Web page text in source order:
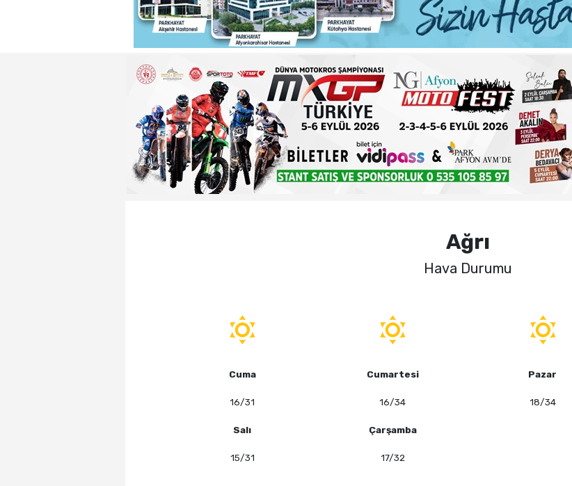
22:29 - Adnan Başkan'dan ısınma sorunlarına kalıcı çözümler
22:26 - Badak ,Enver Paşa'nın şehadet yıldönümü sebebiyle bir mesajı yayımladı
22:21 - Yeniden Refah Partisi haftalık basın açıklamasını yayımladı
23:08 - PARKHAYAT Hastanesi'nde sezon öncesi sağlık kontrolleri tamamlandı
Ağrı
Hava Durumu
Cuma
16/31
Cumartesi
16/34
Pazar
18/34
Salı
15/31
Çarşamba
17/32